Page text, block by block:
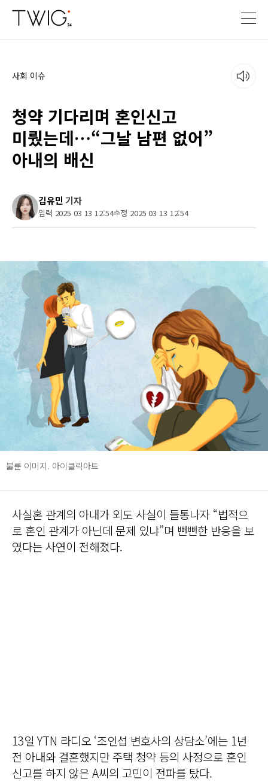
사회 이슈
청약 기다리며 혼인신고
미뤘는데…“그날 남편 없어”
아내의 배신
김유민 기자
입력 2025 03 13 12:54수정 2025 03 13 12:54
불륜 이미지. 아이클릭아트
사실혼 관계의 아내가 외도 사실이 들통나자 “법적으
로 혼인 관계가 아닌데 문제 있냐”며 뻔뻔한 반응을 보
였다는 사연이 전해졌다.
13일 YTN 라디오 ‘조인섭 변호사의 상담소’에는 1년
전 아내와 결혼했지만 주택 청약 등의 사정으로 혼인
신고를 하지 않은 A씨의 고민이 전파를 탔다.